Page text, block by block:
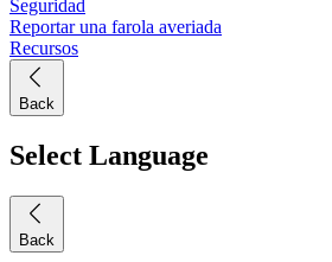
Seguridad
Reportar una farola averiada
Recursos
Back
Select Language
Back